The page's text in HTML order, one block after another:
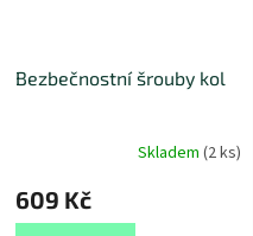
Bezbečnostní šrouby kol
Skladem (2 ks)
609 Kč